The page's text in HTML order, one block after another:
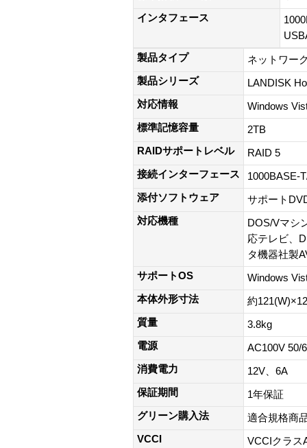
インタフェース
製品タイプ
ネットワー
製品シリーズ
LANDISK
対応情報
Windows
標準記憶容量
2TB
RAIDサポートレベル
RAID 5
接続インターフェース
1000BASE-
添付ソフトウェア
サポート
対応機種
DOS/Vマシ
応テレビ、
タ機器社製
サポートOS
Windows
本体外形寸法
約
質量
3.8kg
電源
AC100V 50/
消費電力
12V、6A
保証期間
1年保証
グリーン購入法
適合規格商
VCCI
VCCIクラス